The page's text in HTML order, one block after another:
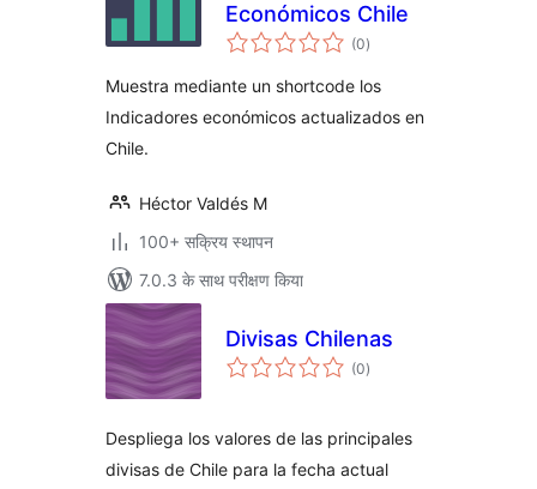
Económicos Chile
(0कुल
दर)
Muestra mediante un shortcode los
Indicadores económicos actualizados en
Chile.
Héctor Valdés M
100+ सक्रिय स्थापन
7.0.3 के साथ परीक्षण किया
Divisas Chilenas
(0कुल
दर)
Despliega los valores de las principales
divisas de Chile para la fecha actual